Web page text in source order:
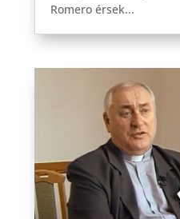
Romero érsek...